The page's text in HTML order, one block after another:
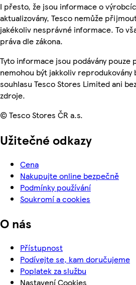
I přesto, že jsou informace o
aktualizovány, Tesco nemůže
jakékoliv nesprávné informace. To
práva dle zákona.
Tyto informace jsou podávány pouze
nemohou být jakkoliv reprodukovány
souhlasu Tesco Stores Limited ani
zdroje.
© Tesco Stores ČR a.s.
Užitečné odkazy
Cena
Nakupujte online bezpečně
Podmínky používání
Soukromí a cookies
O nás
Přístupnost
Podívejte se, kam doručujeme
Poplatek za službu
Nastavení Cookies